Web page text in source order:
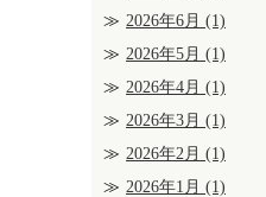
2026年6月 (1)
2026年5月 (1)
2026年4月 (1)
2026年3月 (1)
2026年2月 (1)
2026年1月 (1)